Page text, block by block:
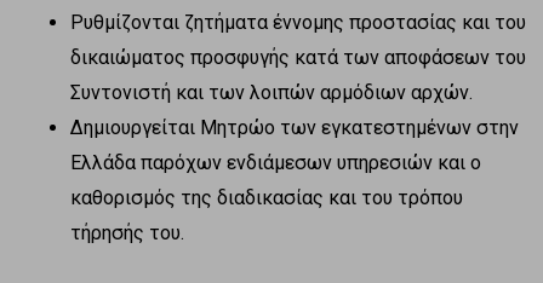
Ρυθμίζονται ζητήματα έννομης προστασίας και του
δικαιώματος προσφυγής κατά των αποφάσεων του
Συντονιστή και των λοιπών αρμόδιων αρχών.
Δημιουργείται Μητρώο των εγκατεστημένων στην
Ελλάδα παρόχων ενδιάμεσων υπηρεσιών και ο
καθορισμός της διαδικασίας και του τρόπου
τήρησής του.